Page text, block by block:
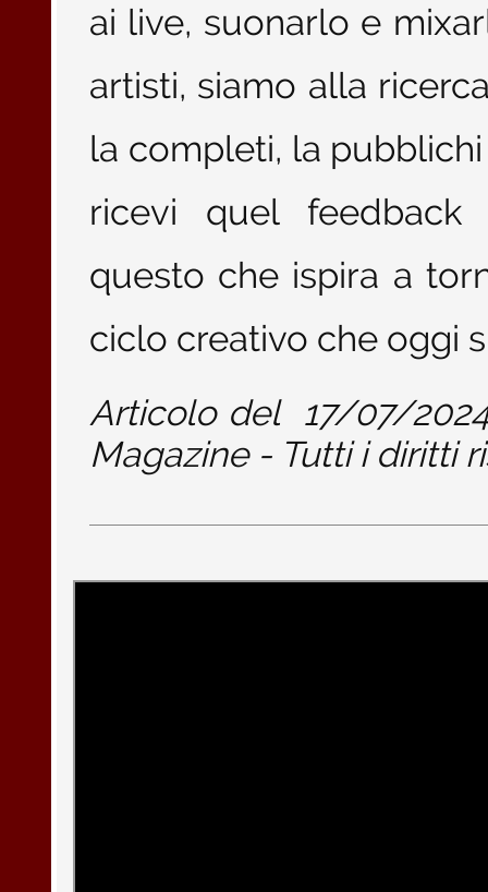
ai live, suonarlo e
artisti, siamo alla
la completi, la
ricevi quel
questo che ispira a
ciclo creativo che oggi
Articolo del 17/07/
Magazine - Tutti i diritti